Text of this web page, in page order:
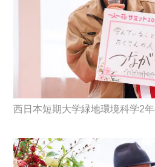
西日本短期大学緑地環境科学2